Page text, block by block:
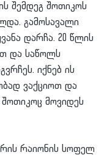
შემდეგ შოთიკოს
გამოსავალი
დარჩა. 20 წლის
და საწოლს
იქნებ ის
ვაქციოთ და
შოთიკოც მოვიდეს
რაიონის სოფელ